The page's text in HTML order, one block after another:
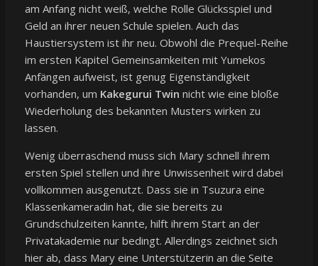
am Anfang nicht weiß, welche Rolle Glücksspiel und
Geld an ihrer neuen Schule spielen. Auch das
Haustiersystem ist ihr neu. Obwohl die Prequel-Reihe
im ersten Kapitel Gemeinsamkeiten mit Yumekos
Anfängen aufweist, ist genug Eigenständigkeit
vorhanden, um Kakegurui Twin nicht wie eine bloße
Wiederholung des bekannten Musters wirken zu
lassen.
Wenig überraschend muss sich Mary schnell ihrem
ersten Spiel stellen und ihre Unwissenheit wird dabei
vollkommen ausgenutzt. Dass sie in Tsuzura eine
Klassenkameradin hat, die sie bereits zu
Grundschulzeiten kannte, hilft ihrem Start an der
Privatakademie nur bedingt. Allerdings zeichnet sich
hier ab, dass Mary eine Unterstützerin an die Seite